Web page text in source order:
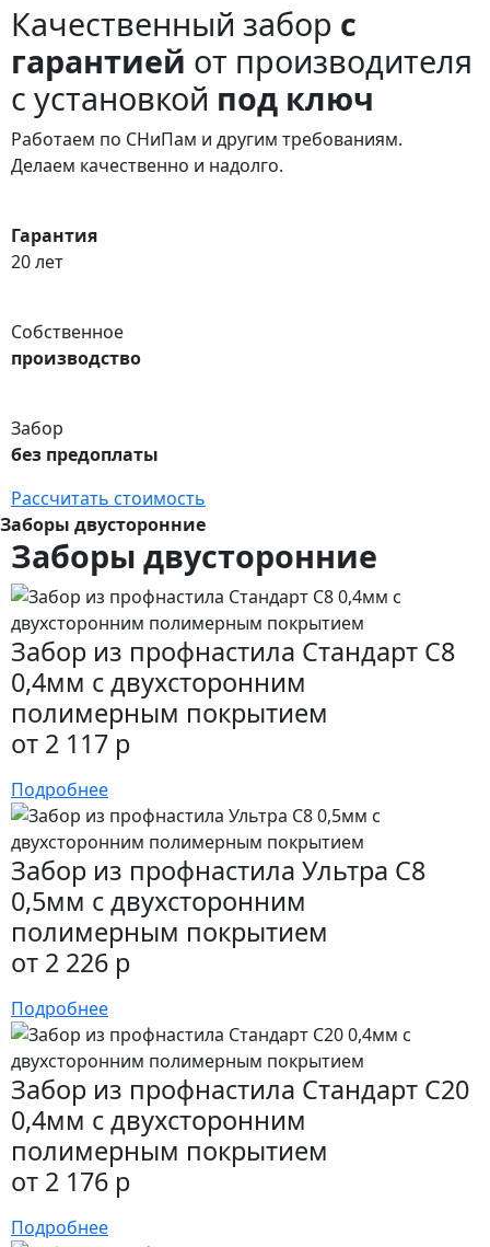
Качественный забор с
гарантией от производителя
с установкой под ключ
Работаем по СНиПам и другим требованиям.
Делаем качественно и надолго.
Гарантия
20 лет
Собственное
производство
Забор
без предоплаты
Рассчитать стоимость
Заборы двусторонние
Заборы двусторонние
Забор из профнастила Стандарт С8
0,4мм с двухсторонним
полимерным покрытием
от 2 117 р
Подробнее
Забор из профнастила Ультра С8
0,5мм с двухсторонним
полимерным покрытием
от 2 226 р
Подробнее
Забор из профнастила Стандарт С20
0,4мм с двухсторонним
полимерным покрытием
от 2 176 р
Подробнее